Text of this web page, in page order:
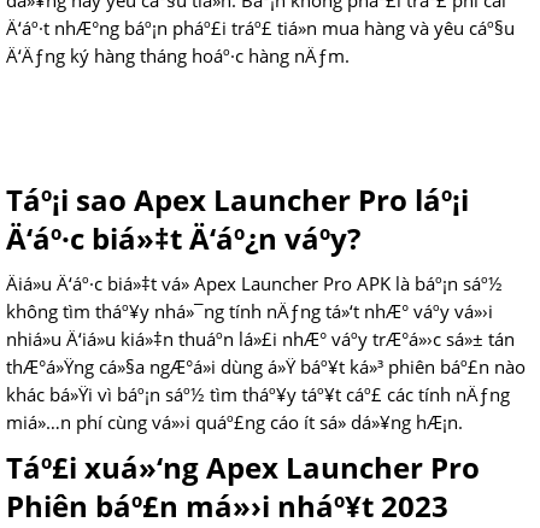
Ä‘áº·t nhÆ°ng báº¡n pháº£i tráº£ tiá»n mua hàng và yêu cáº§u
Ä‘Äƒng ký hàng tháng hoáº·c hàng nÄƒm.
Táº¡i sao Apex Launcher Pro láº¡i
Ä‘áº·c biá»‡t Ä‘áº¿n váº­y?
Äiá»u Ä‘áº·c biá»‡t vá» Apex Launcher Pro APK là báº¡n sáº½
không tìm tháº¥y nhá»¯ng tính nÄƒng tá»‘t nhÆ° váº­y vá»›i
nhiá»u Ä‘iá»u kiá»‡n thuáº­n lá»£i nhÆ° váº­y trÆ°á»›c sá»± tán
thÆ°á»Ÿng cá»§a ngÆ°á»i dùng á»Ÿ báº¥t ká»³ phiên báº£n nào
khác bá»Ÿi vì báº¡n sáº½ tìm tháº¥y táº¥t cáº£ các tính nÄƒng
miá»…n phí cùng vá»›i quáº£ng cáo ít sá»­ dá»¥ng hÆ¡n.
Táº£i xuá»‘ng Apex Launcher Pro
Phiên báº£n má»›i nháº¥t 2023